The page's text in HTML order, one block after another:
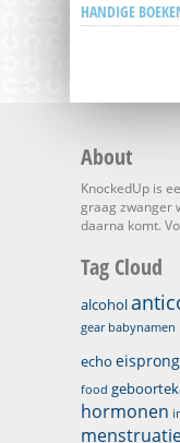
HANDIGE
About
KnockedUp is
graag zwanger
daarna komt.
Tag Cloud
alcohol
gear babynamen
echo eisprong
food
hormonen